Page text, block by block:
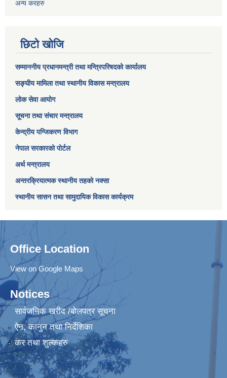
अन्य करहरु
छिटो खोजि
सम्माननीय प्रधानमन्त्री तथा मन्त्रिपरिषद‌को कार्यालय
सङ्घीय मामिला तथा स्थानीय विकास मन्त्रालय
लोक सेवा आयोग
सूचना तथा संचार मन्त्रालय
केन्द्रीय पन्जिकरण विभाग
नेपाल सरकारको पोर्टल
अर्थ मन्त्रालय
अन्तरक्रियात्मक स्थानीय तहको नक्सा
स्थानीय सासन तथा सामुदायिक विकास कार्यक्रम
Office Location
View on Google Maps
Notices
सार्वजनिक खरीद /बोलपत्र सूचना
ऐन, कानुन तथा निर्देशिका
कर तथा शुल्कहरु